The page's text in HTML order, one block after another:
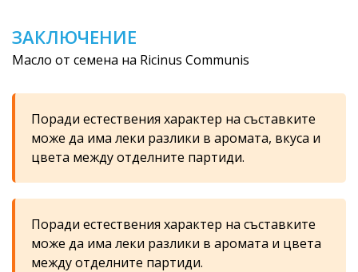
ЗАКЛЮЧЕНИЕ
Масло от семена на Ricinus Communis
Поради естествения характер на съставките
може да има леки разлики в аромата, вкуса и
цвета между отделните партиди.
Поради естествения характер на съставките
може да има леки разлики в аромата и цвета
между отделните партиди.